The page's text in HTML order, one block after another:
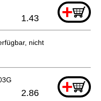
+
1.43
nicht bestellbar
+
2.86